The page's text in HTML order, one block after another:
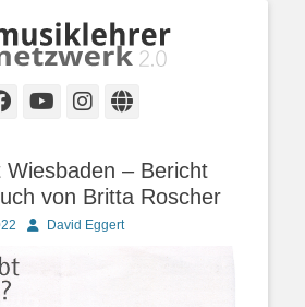
Musikpädagoginnen und Musikpädagogen in
Wiesbaden
Facebook
YouTube
Instagram
Website
Wiesbaden – Bericht
von Britta Roscher
AutorDavid Eggert